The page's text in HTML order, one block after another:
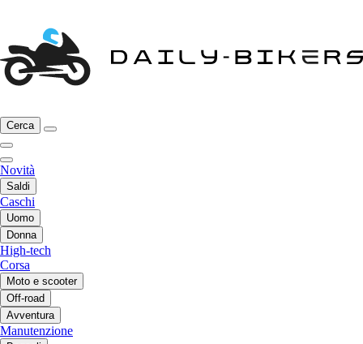
Cerca
Novità
Saldi
Caschi
Uomo
Donna
High-tech
Corsa
Moto e scooter
Off-road
Avventura
Manutenzione